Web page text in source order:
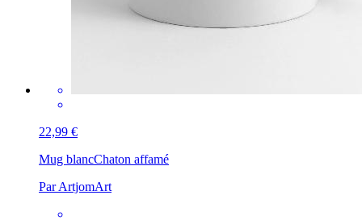
22,99 €
Mug blancChaton affamé
Par ArtjomArt